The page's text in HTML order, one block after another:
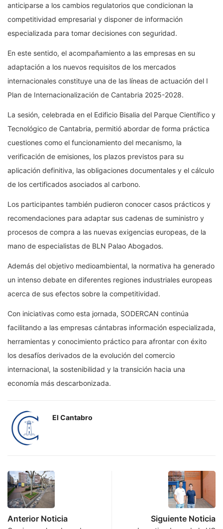
anticiparse a los cambios regulatorios que condicionan la
competitividad empresarial y disponer de información
especializada para tomar decisiones con seguridad.
En este sentido, el acompañamiento a las empresas en su
adaptación a los nuevos requisitos de los mercados
internacionales constituye una de las líneas de actuación del I
Plan de Internacionalización de Cantabria 2025-2028.
La sesión, celebrada en el Edificio Bisalia del Parque Científico y
Tecnológico de Cantabria, permitió abordar de forma práctica
cuestiones como el funcionamiento del mecanismo, la
verificación de emisiones, los plazos previstos para su
aplicación definitiva, las obligaciones documentales y el cálculo
de los certificados asociados al carbono.
Los participantes también pudieron conocer casos prácticos y
recomendaciones para adaptar sus cadenas de suministro y
procesos de compra a las nuevas exigencias europeas, de la
mano de especialistas de BLN Palao Abogados.
Además del objetivo medioambiental, la normativa ha generado
un intenso debate en diferentes regiones industriales europeas
acerca de sus efectos sobre la competitividad.
Con iniciativas como esta jornada, SODERCAN continúa
facilitando a las empresas cántabras información especializada,
herramientas y conocimiento práctico para afrontar con éxito
los desafíos derivados de la evolución del comercio
internacional, la sostenibilidad y la transición hacia una
economía más descarbonizada.
El Cantabro
Anterior Noticia Siguiente Noticia